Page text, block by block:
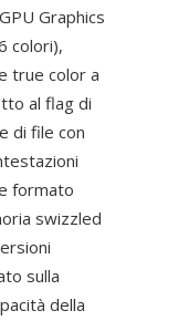
Graphics
colori),
true color a
al flag di
di file con
formato
swizzled
sulla
della